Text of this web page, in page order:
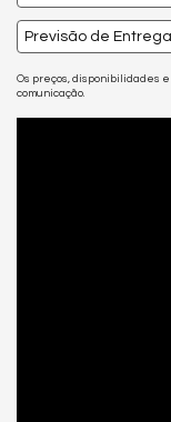
Previsão de
Os preços, disponibilidades
comunicação.